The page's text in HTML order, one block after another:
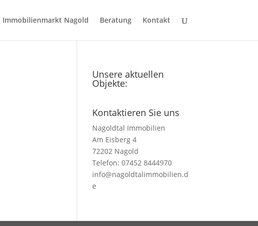
Immobilienmarkt Nagold Beratung Kontakt
Unsere aktuellen
Objekte:
Kontaktieren Sie uns
Nagoldtal Immobilien
Am Eisberg 4
72202 Nagold
Telefon: 07452 8444970
info@nagoldtalimmobilien.d
e